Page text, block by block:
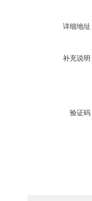
详细地址
补充说明
验证码